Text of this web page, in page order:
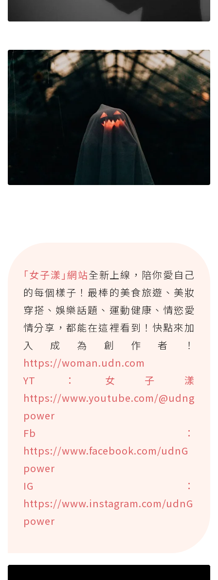
｢女子漾｣網站全新上線，陪你愛自己
的每個樣子！最棒的美食旅遊、美妝
穿搭、娛樂話題、運動健康、情慾愛
情分享，都能在這裡看到！快點來加
入成為創作者！
https://woman.udn.com
YT：女子漾
https://www.youtube.com/@udng
power
Fb：
https://www.facebook.com/udnG
power
IG：
https://www.instagram.com/udnG
power